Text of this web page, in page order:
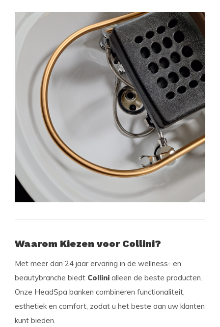
Waarom Kiezen voor Collini?
Met meer dan 24 jaar ervaring in de wellness- en
beautybranche biedt Collini alleen de beste producten.
Onze HeadSpa banken combineren functionaliteit,
esthetiek en comfort, zodat u het beste aan uw klanten
kunt bieden.